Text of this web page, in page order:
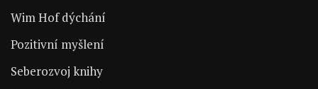
Wim Hof dýchání
Pozitivní myšlení
Seberozvoj knihy